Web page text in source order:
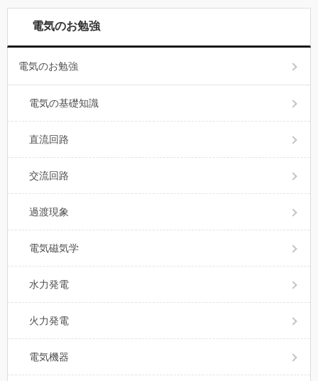
電気のお勉強
電気のお勉強
電気の基礎知識
直流回路
交流回路
過渡現象
電気磁気学
水力発電
火力発電
電気機器